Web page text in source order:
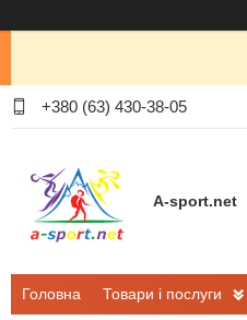
+380 (63) 430-38-05
A-sport.net
Головна Товари і послуги